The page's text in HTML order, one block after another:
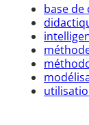
base de